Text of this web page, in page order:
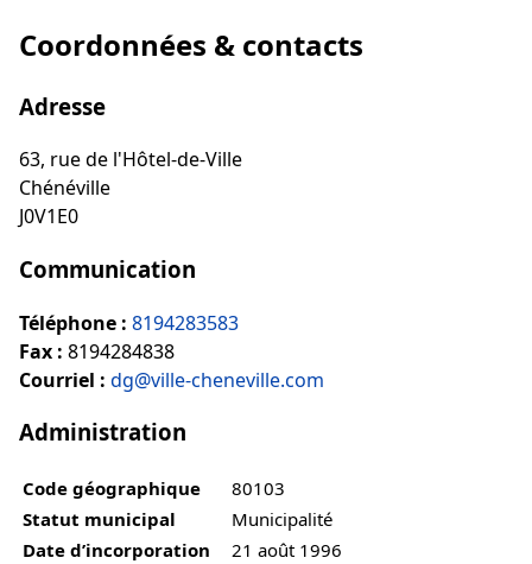
Coordonnées & contacts
Adresse
63, rue de l'Hôtel-de-Ville
Chénéville
J0V1E0
Communication
Téléphone : 8194283583
Fax : 8194284838
Courriel : dg@ville-cheneville.com
Administration
Code géographique
80103
Statut municipal
Municipalité
Date d’incorporation
21 août 1996